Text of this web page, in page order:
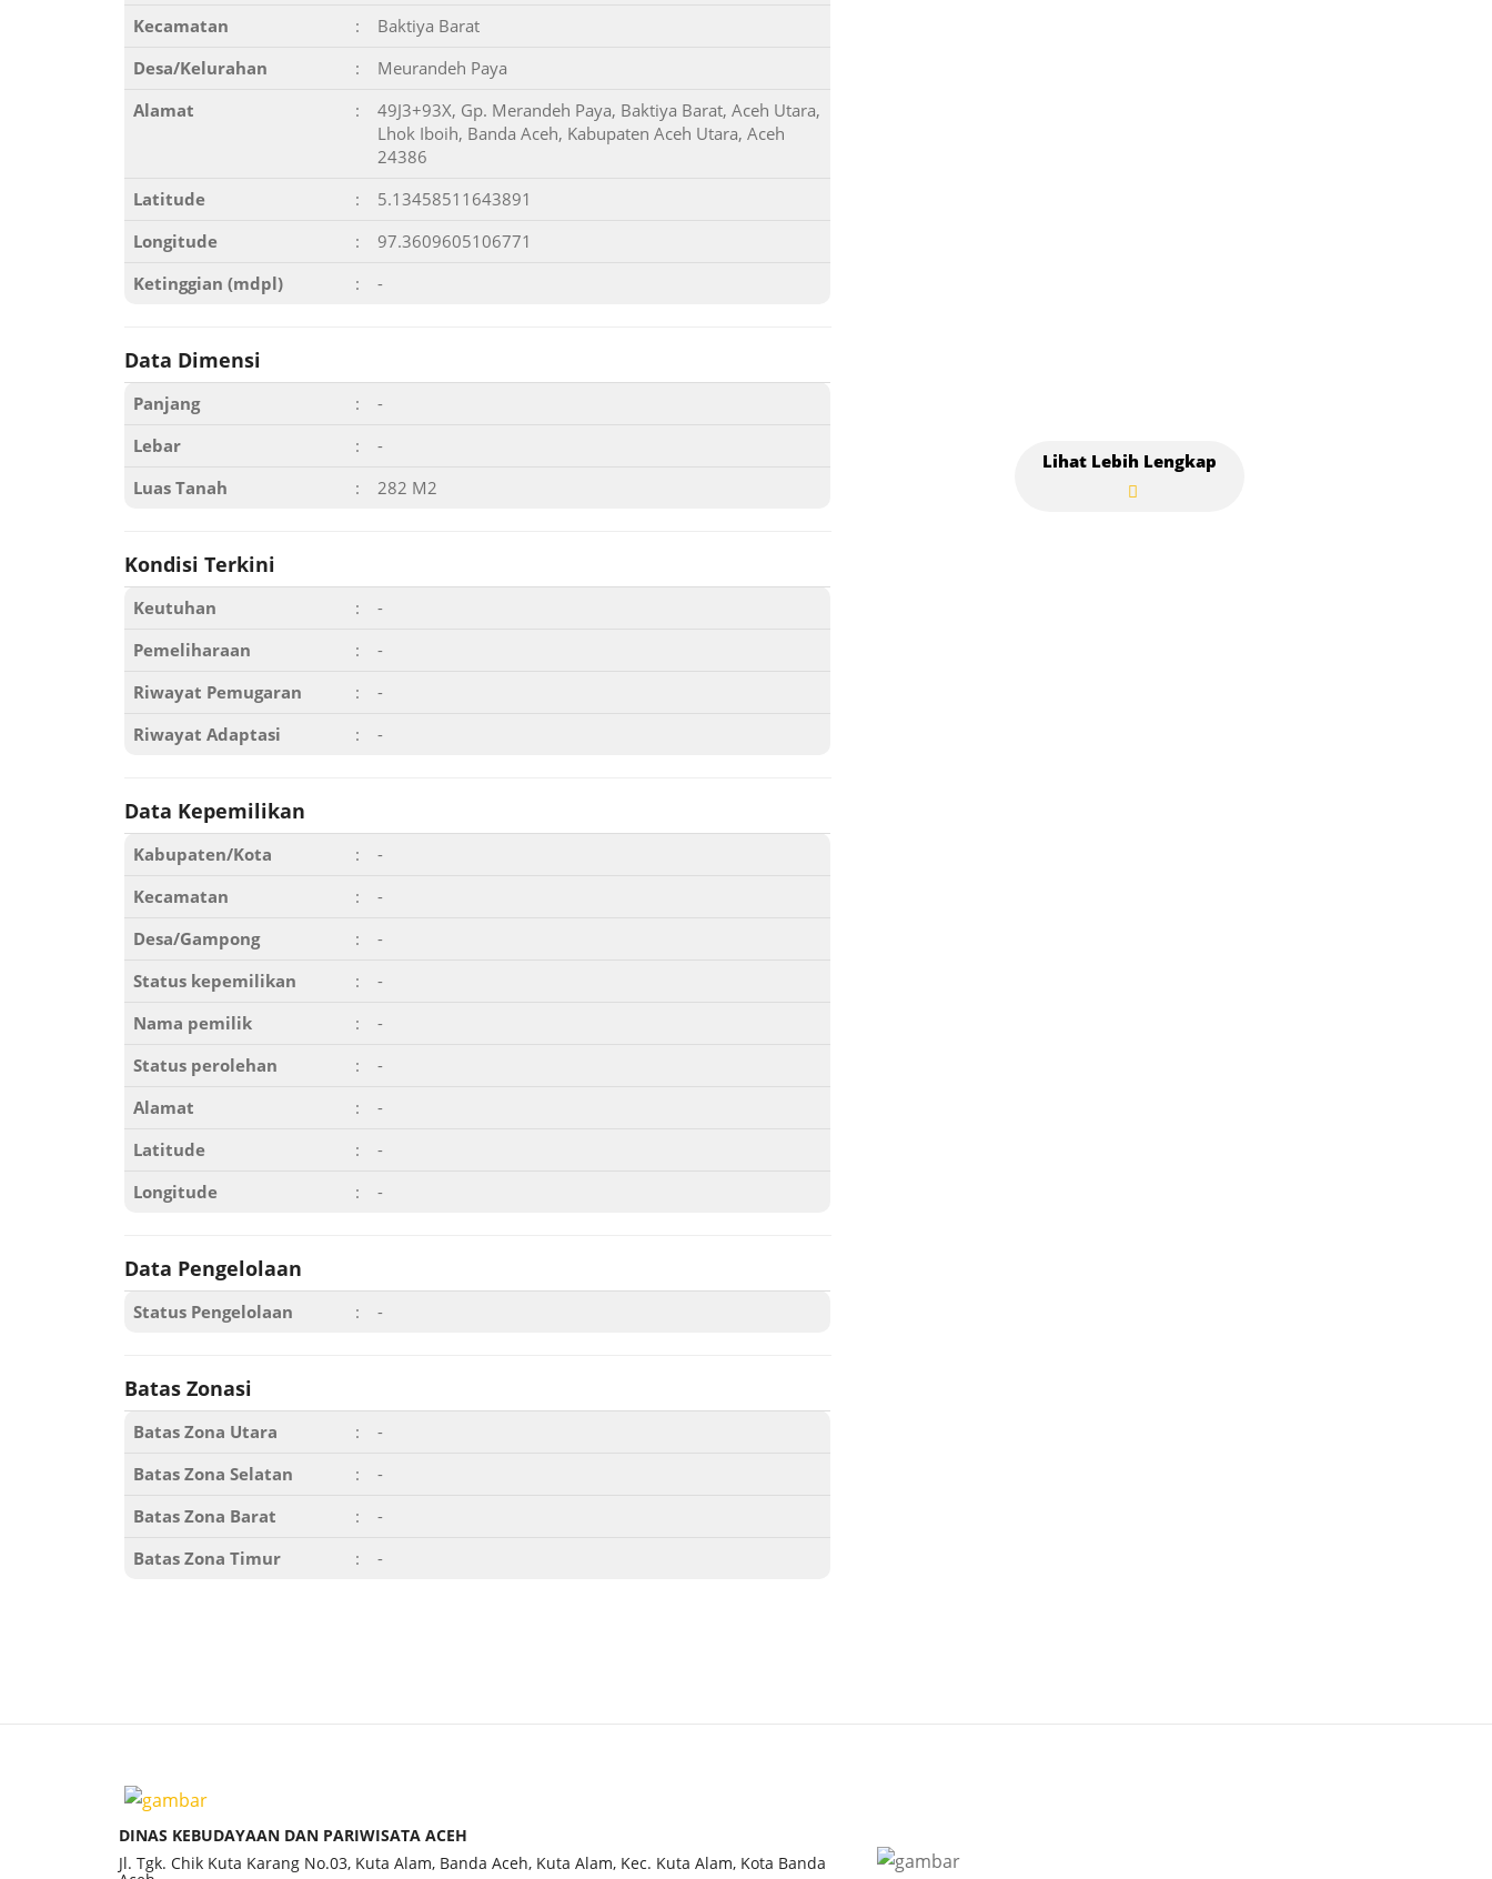
Kecamatan
:
Baktiya Barat
Desa/Kelurahan
:
Meurandeh Paya
Alamat
:
49J3+93X, Gp. Merandeh Paya, Baktiya Barat, Aceh Utara,
Lhok Iboih, Banda Aceh, Kabupaten Aceh Utara, Aceh
24386
Latitude
:
5.13458511643891
Longitude
:
97.3609605106771
Ketinggian (mdpl)
: -
Data Dimensi
Panjang :
-
Lebar
:
-
Luas Tanah
: 282 M2
Kondisi Terkini
Keutuhan :
-
Pemeliharaan
:
-
Riwayat Pemugaran
:
-
Riwayat Adaptasi
: -
Data Kepemilikan
Kabupaten/Kota :
-
Kecamatan
:
-
Desa/Gampong
:
-
Status kepemilikan
:
-
Nama pemilik
:
-
Status perolehan
:
-
Alamat
:
-
Latitude
:
-
Longitude
: -
Data Pengelolaan
Status Pengelolaan : -
Batas Zonasi
Batas Zona Utara :
-
Batas Zona Selatan
:
-
Batas Zona Barat
:
-
Batas Zona Timur
: -
DINAS KEBUDAYAAN DAN PARIWISATA ACEH
Jl. Tgk. Chik Kuta Karang No.03, Kuta Alam, Banda Aceh, Kuta Alam, Kec. Kuta Alam, Kota Banda